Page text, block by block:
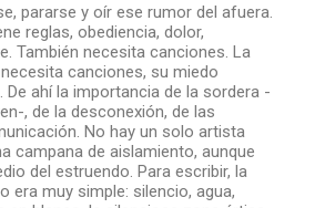
pararse y oír ese rumor del afuera.
reglas, obediencia, dolor,
También necesita canciones. La
canciones, su miedo
ahí la importancia de la sordera -
, de la desconexión, de las
No hay un solo artista
campana de aislamiento, aunque
del estruendo. Para escribir, la
era muy simple: silencio, agua,